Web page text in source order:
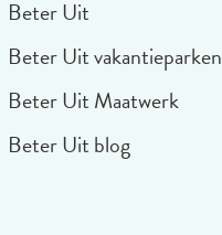
Beter Uit
Beter Uit vakantieparken
Beter Uit Maatwerk
Beter Uit blog